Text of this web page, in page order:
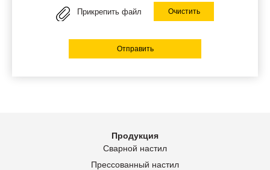
Прикрепить файл Очистить
Отправить
Продукция
Сварной настил
Прессованный настил